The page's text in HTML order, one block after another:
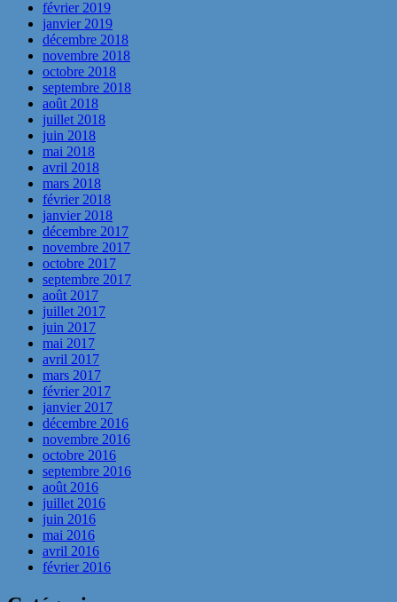
février 2019
janvier 2019
décembre 2018
novembre 2018
octobre 2018
septembre 2018
août 2018
juillet 2018
juin 2018
mai 2018
avril 2018
mars 2018
février 2018
janvier 2018
décembre 2017
novembre 2017
octobre 2017
septembre 2017
août 2017
juillet 2017
juin 2017
mai 2017
avril 2017
mars 2017
février 2017
janvier 2017
décembre 2016
novembre 2016
octobre 2016
septembre 2016
août 2016
juillet 2016
juin 2016
mai 2016
avril 2016
février 2016